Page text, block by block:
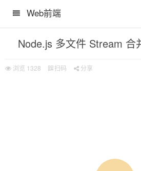
Web前端
浏览 1328 扫码 分享
IPC 通信